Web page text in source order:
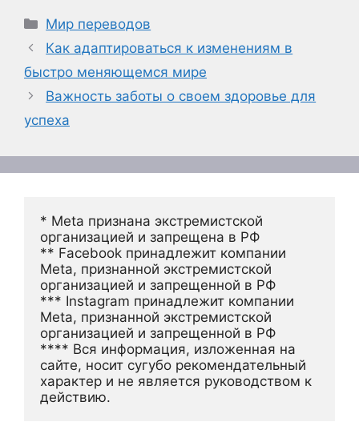
Рубрики
Мир переводов
Как адаптироваться к изменениям в
быстро меняющемся мире
Важность заботы о своем здоровье для
успеха
* Meta признана экстремистской
организацией и запрещена в РФ
** Facebook принадлежит компании
Meta, признанной экстремистской
организацией и запрещенной в РФ
*** Instagram принадлежит компании
Meta, признанной экстремистской
организацией и запрещенной в РФ
**** Вся информация, изложенная на
сайте, носит сугубо рекомендательный
характер и не является руководством к
действию.